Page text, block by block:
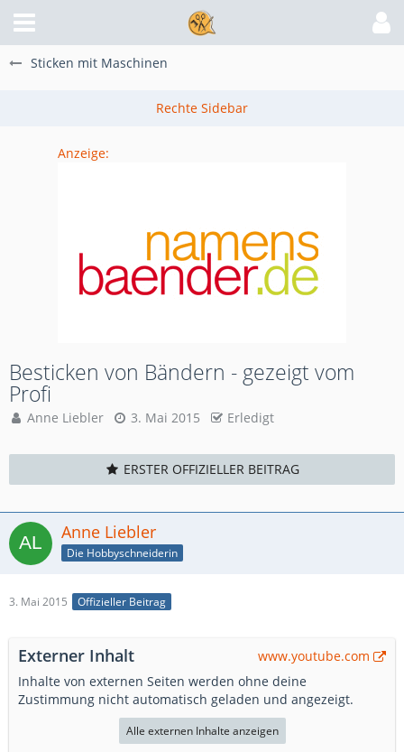
Sticken mit Maschinen
Anzeige:
Besticken von Bändern - gezeigt vom
Profi
Anne Liebler 3. Mai 2015 Erledigt
ERSTER OFFIZIELLER BEITRAG
Anne Liebler
Die Hobbyschneiderin
3. Mai 2015 Offizieller Beitrag
Externer Inhalt
www.youtube.com
Inhalte von externen Seiten werden ohne deine
Zustimmung nicht automatisch geladen und angezeigt.
Alle externen Inhalte anzeigen